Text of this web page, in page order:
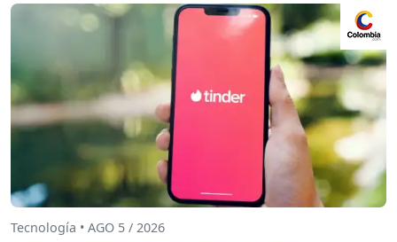
Tecnología • AGO 5 / 2026